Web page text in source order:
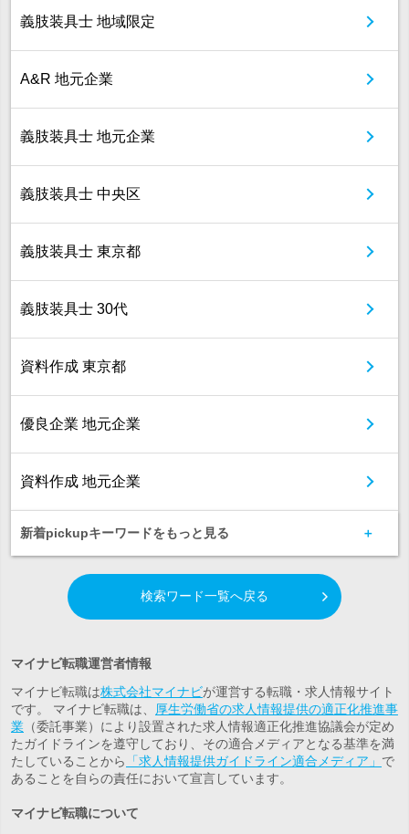
義肢装具士 地域限定
A&R 地元企業
義肢装具士 地元企業
義肢装具士 中央区
義肢装具士 東京都
義肢装具士 30代
資料作成 東京都
優良企業 地元企業
資料作成 地元企業
新着pickupキーワードをもっと見る
検索ワード一覧へ戻る
マイナビ転職運営者情報
マイナビ転職は株式会社マイナビが運営する転職・求人情報サイト
です。 マイナビ転職は、
厚生労働省の求人情報提供の適正化推進事
業 （委託事業）により設置された求人情報適正化推進協議会が定め
たガイドラインを遵守しており、その適合メディアとなる基準を満
たしていることから
「求人情報提供ガイドライン適合メディア」 で
あることを自らの責任において宣言しています。
マイナビ転職について